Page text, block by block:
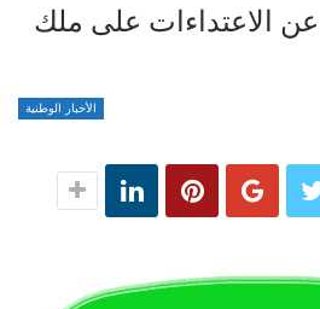
عن الاعتداءات على ملك
الأخبار الوطنية